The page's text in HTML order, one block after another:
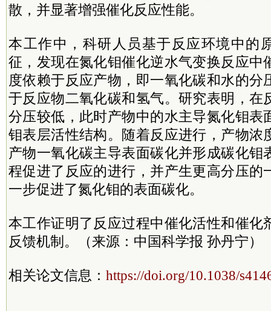
散，并显著增强催化反应性能。
本工作中，科研人员基于反应环境中的
征，发现在氮化钼催化逆水气变换反应中
度依赖于反应产物，即一氧化碳和水的分
于反应物二氧化碳和氢气。研究表明，在
分压较低，此时产物中的水主导氮化钼表
钼表层活性结构。随着反应进行，产物浓
产物一氧化碳主导表面碳化并形成碳化钼
程促进了反应的进行，并产生更高分压的
一步促进了氮化钼的表面碳化。
本工作证明了反应过程中催化活性和催化
反馈机制。（来源：中国科学报 孙丹宁）
相关论文信息： https://doi.org/10.1038/